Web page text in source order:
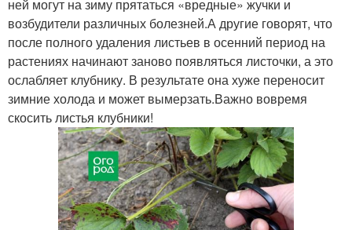
ней могут на зиму прятаться «вредные» жучки и
возбудители различных болезней.А другие говорят, что
после полного удаления листьев в осенний период на
растениях начинают заново появляться листочки, а это
ослабляет клубнику. В результате она хуже переносит
зимние холода и может вымерзать.Важно вовремя
скосить листья клубники!